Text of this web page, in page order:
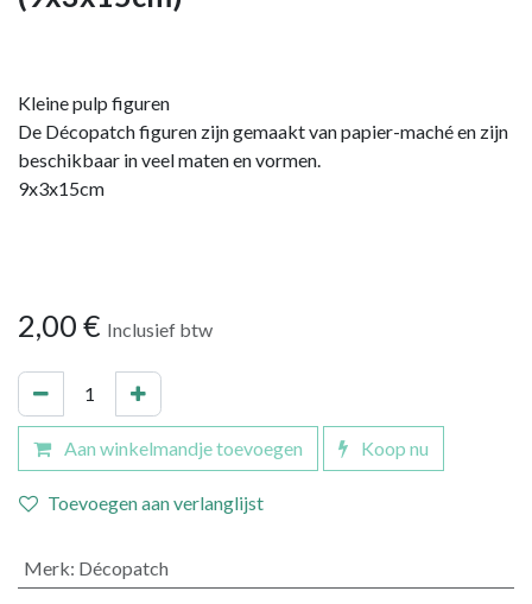
Kleine pulp figuren
De Décopatch figuren zijn gemaakt van papier-maché en zijn
beschikbaar in veel maten en vormen.
9x3x15cm
2,00 € Inclusief btw
Aan winkelmandje toevoegen Koop nu
Toevoegen aan verlanglijst
Merk: Décopatch